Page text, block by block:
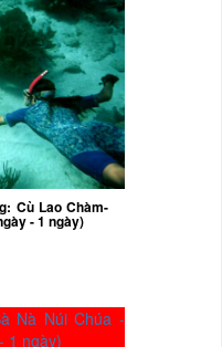
Cù Lao Chàm-
- 1 ngày)